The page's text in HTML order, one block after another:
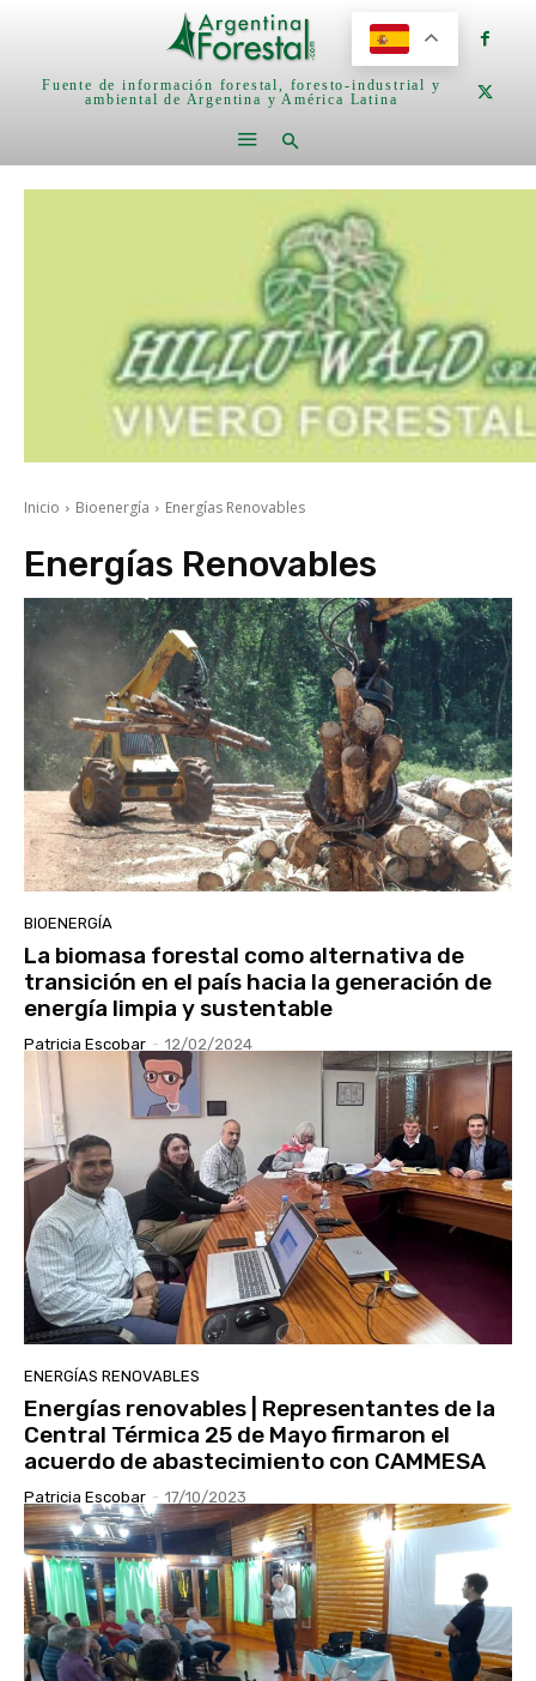
Fuente de información forestal, foresto-industrial y
ambiental de Argentina y América Latina
Inicio Bioenergía Energías Renovables
Energías Renovables
BIOENERGÍA
La biomasa forestal como alternativa de
transición en el país hacia la generación de
energía limpia y sustentable
Patricia Escobar - 12/02/2024
ENERGÍAS RENOVABLES
Energías renovables | Representantes de la
Central Térmica 25 de Mayo firmaron el
acuerdo de abastecimiento con CAMMESA
Patricia Escobar - 17/10/2023